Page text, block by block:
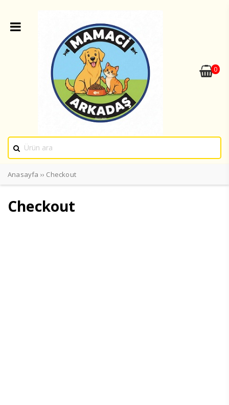
0
Anasayfa ›› Checkout
Checkout